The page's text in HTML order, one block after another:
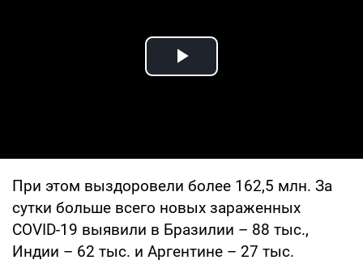
Play Video
При этом выздоровели более 162,5 млн. За
сутки больше всего новых зараженных
COVID-19 выявили в Бразилии – 88 тыс.,
Индии – 62 тыс. и Аргентине – 27 тыс.